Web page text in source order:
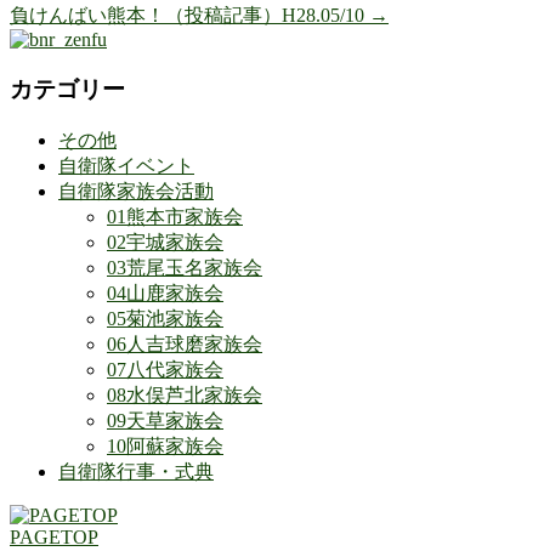
負けんばい熊本！（投稿記事）H28.05/10 →
カテゴリー
その他
自衛隊イベント
自衛隊家族会活動
01熊本市家族会
02宇城家族会
03荒尾玉名家族会
04山鹿家族会
05菊池家族会
06人吉球磨家族会
07八代家族会
08水俣芦北家族会
09天草家族会
10阿蘇家族会
自衛隊行事・式典
PAGETOP